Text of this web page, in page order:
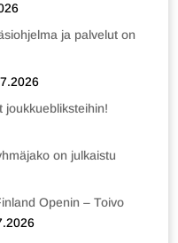
ja palvelut on
joukkuebliksteihin!
on julkaistu
Openin – Toivo